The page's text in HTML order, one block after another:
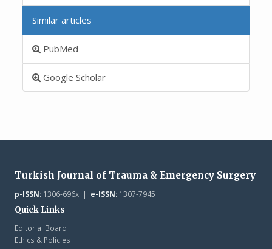
Similar articles
PubMed
Google Scholar
Turkish Journal of Trauma & Emergency Surgery
p-ISSN:1306-696x | e-ISSN:1307-7945
Quick Links
Editorial Board
Ethics & Policies